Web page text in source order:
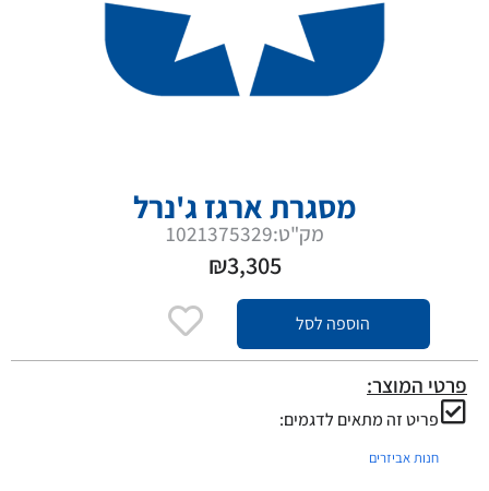
מסגרת ארגז ג'נרל
מק"ט:1021375329
₪3,305
הוספה לסל
פרטי המוצר:
פריט זה מתאים לדגמים:
חנות אביזרים